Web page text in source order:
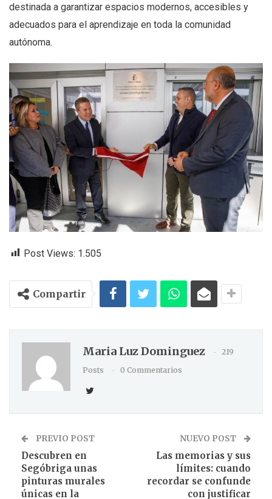
destinada a garantizar espacios modernos, accesibles y
adecuados para el aprendizaje en toda la comunidad
autónoma.
Post Views: 1.505
Compartir
Maria Luz Dominguez
219
Posts
0 Commentarios
PREVIO POST
Descubren en
Segóbriga unas
pinturas murales
únicas en la
NUEVO POST
Las memorias y sus
límites: cuando
recordar se confunde
con justificar